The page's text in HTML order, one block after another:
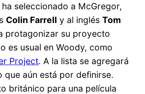
seleccionado a McGregor,
Colin Farrell y al inglésTom
protagonizar su proyecto
es usual en Woody, como
Project. A la lista se agregará
que aún está por definirse.
británico para una película